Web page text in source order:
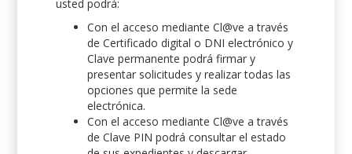
usted podrá:
Con el acceso mediante Cl@ve a través
de Certificado digital o DNI electrónico y
Clave permanente podrá firmar y
presentar solicitudes y realizar todas las
opciones que permite la sede
electrónica.
Con el acceso mediante Cl@ve a través
de Clave PIN podrá consultar el estado